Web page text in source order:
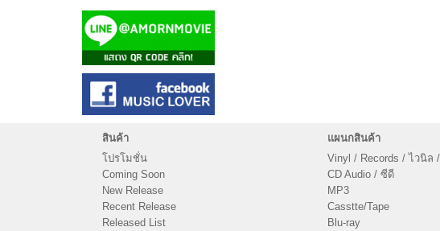
สินค้า
โปรโมชั่น
Coming Soon
New Release
Recent Release
Released List
แผนกสินค้า
Vinyl / Records / ไวนิล
CD Audio / ซีดี
MP3
Casstte/Tape
Blu-ray